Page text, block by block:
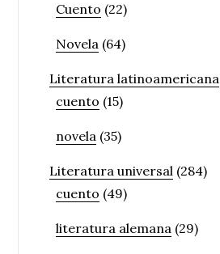
Cuento (22)
Novela (64)
Literatura latinoamericana
cuento (15)
novela (35)
Literatura universal (284)
cuento (49)
literatura alemana (29)